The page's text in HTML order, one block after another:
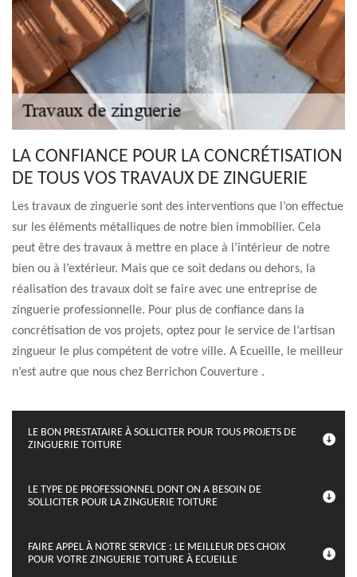
LA CONFIANCE POUR LA CONCRÉTISATION
DE TOUS VOS TRAVAUX DE ZINGUERIE
Les travaux de zinguerie sont des interventions que l’on effectue
sur les éléments métalliques de notre bien immobilier. Cela
peut être des travaux à mettre en place à l’intérieur de notre
bien ou à l’extérieur. Mais que ce soit dedans ou dehors, la
réalisation des travaux doit se faire avec une entreprise de
zinguerie professionnelle. Pour plus de confiance dans la
concrétisation de vos projets, optez pour le service de l’artisan
zingueur le plus compétent de votre ville. A Ecueille, le meilleur
n’est autre que nous chez Berrichon Couverture .
LE BON PRESTATAIRE À SOLLICITER POUR TOUS PROJETS DE
ZINGUERIE TOITURE
LE TYPE DE PROFESSIONNEL DONT ON A BESOIN DE
SOLLICITER POUR LA ZINGUERIE TOITURE
FAIRE APPEL À NOTRE SERVICE : LE MEILLEUR DES CHOIX
POUR VOTRE ZINGUERIE TOITURE À ECUEILLE